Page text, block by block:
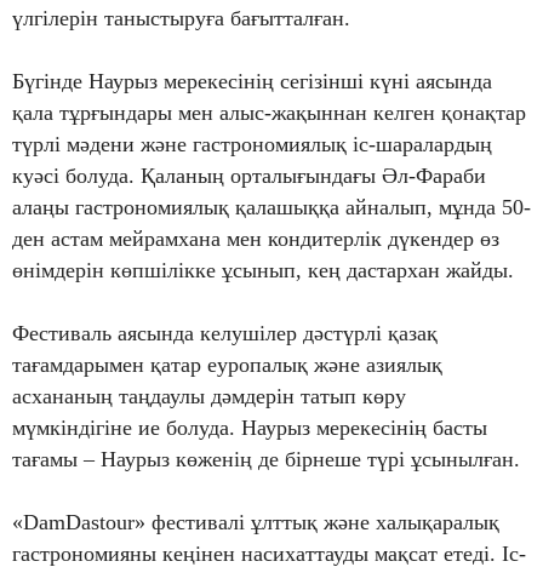
үлгілерін таныстыруға бағытталған.
Бүгінде Наурыз мерекесінің сегізінші күні аясында
қала тұрғындары мен алыс-жақыннан келген қонақтар
түрлі мәдени және гастрономиялық іс-шаралардың
куәсі болуда. Қаланың орталығындағы Әл-Фараби
алаңы гастрономиялық қалашыққа айналып, мұнда 50-
ден астам мейрамхана мен кондитерлік дүкендер өз
өнімдерін көпшілікке ұсынып, кең дастархан жайды.
Фестиваль аясында келушілер дәстүрлі қазақ
тағамдарымен қатар еуропалық және азиялық
асхананың таңдаулы дәмдерін татып көру
мүмкіндігіне ие болуда. Наурыз мерекесінің басты
тағамы – Наурыз көженің де бірнеше түрі ұсынылған.
«DamDastour» фестивалі ұлттық және халықаралық
гастрономияны кеңінен насихаттауды мақсат етеді. Іс-